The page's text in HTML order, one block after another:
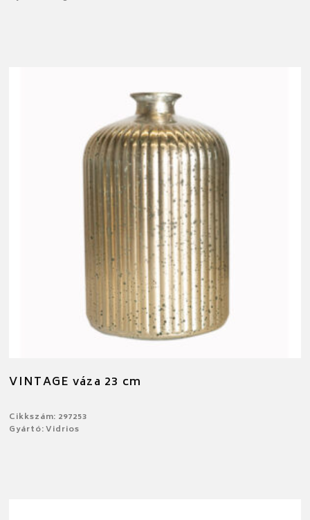
VINTAGE váza 23 cm
Cikkszám: 297253
Gyártó: Vidrios